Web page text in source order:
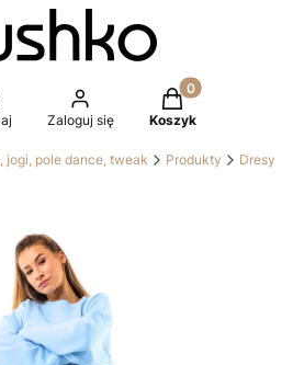
wyszukiwarkę
Zaloguj się
Produkty w
Koszyk
jogi, pole dance, tweak Produkty Dresy